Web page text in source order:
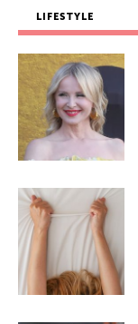
LIFESTYLE